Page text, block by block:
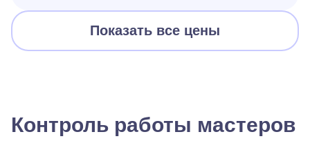
Показать все цены
Контроль работы мастеров